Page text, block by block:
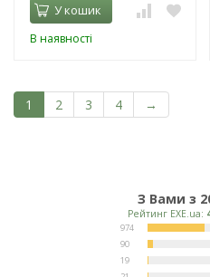
У кошик
В наявності
1 2 3 4 →
З Вами з